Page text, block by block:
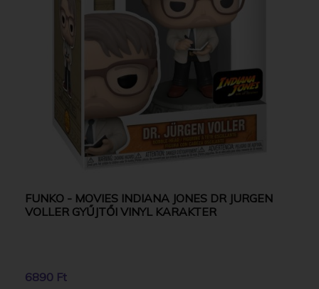
FUNKO - MOVIES INDIANA JONES DR JURGEN
VOLLER GYŰJTŐI VINYL KARAKTER
6890 Ft